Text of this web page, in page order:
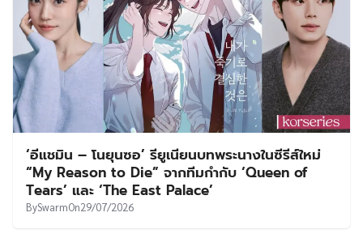
‘อีแชมิน – โนยุนซอ’ รียูเนียนบทพระนางในซีรีส์ใหม่
“My Reason to Die” จากทีมกำกับ ‘Queen of
Tears’ และ ‘The East Palace’
BySwarmOn29/07/2026